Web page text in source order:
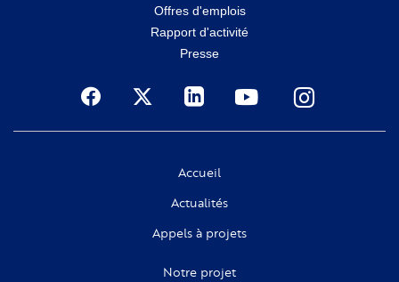
Offres d'emplois
Rapport d'activité
Presse
Social
Accueil
Actualités
Appels à projets
Notre projet